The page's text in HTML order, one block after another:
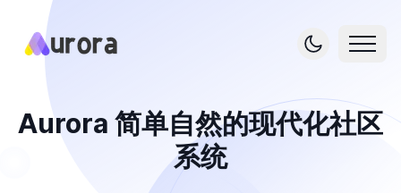
Aurora 简单自然的现代化社区
系统